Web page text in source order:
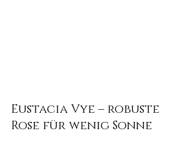
Eustacia Vye – robuste
Rose für wenig Sonne